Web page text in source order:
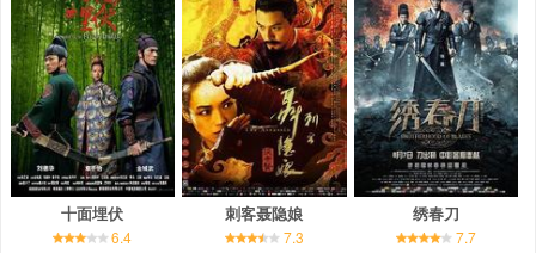
十面埋伏
6.4
刺客聂隐娘
7.3
绣春刀
7.7